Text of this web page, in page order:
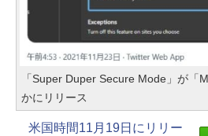
「Super Duper Secure Mode」が「
かにリリース
米国時間11月19日にリリー